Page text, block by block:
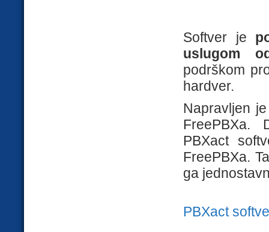
Softver je
uslugom
podrškom
hardver.
Napravljen
FreePBXa.
PBXact
FreePBXa.
ga
PBXact